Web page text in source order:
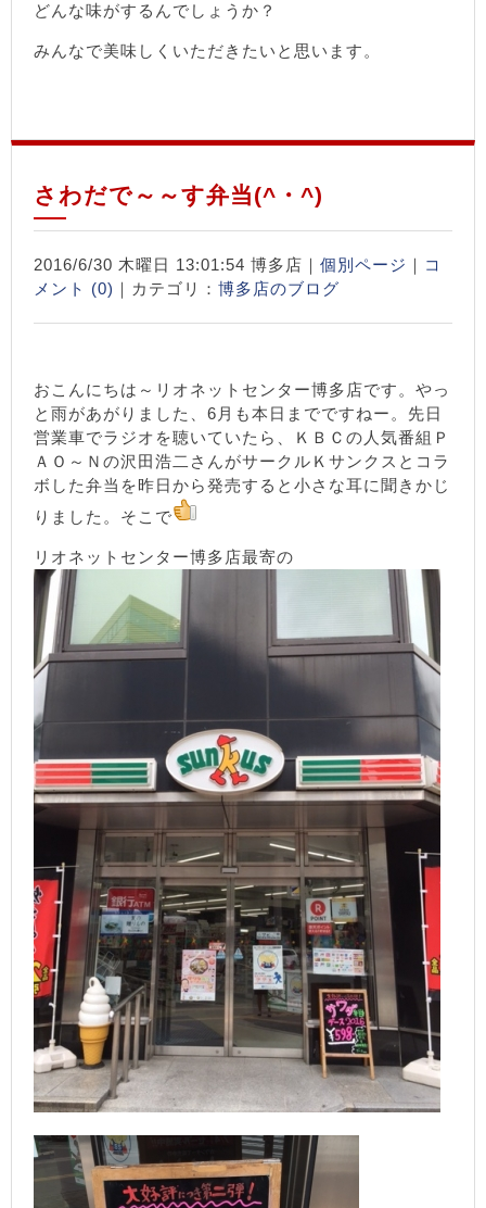
どんな味がするんでしょうか？
みんなで美味しくいただきたいと思います。
さわだで～～す弁当(^・^)
2016/6/30 木曜日 13:01:54 博多店｜ 個別ページ ｜ コ
メント (0) ｜カテゴリ： 博多店のブログ
おこんにちは～リオネットセンター博多店です。やっ
と雨があがりました、6月も本日までですねー。先日
営業車でラジオを聴いていたら、ＫＢＣの人気番組Ｐ
ＡＯ～Ｎの沢田浩二さんがサークルＫサンクスとコラ
ボした弁当を昨日から発売すると小さな耳に聞きかじ
りました。そこで
リオネットセンター博多店最寄の